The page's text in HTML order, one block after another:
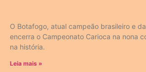
O Botafogo, atual campeão brasileiro e
encerra o Campeonato Carioca na nona
na história.
Leia mais »